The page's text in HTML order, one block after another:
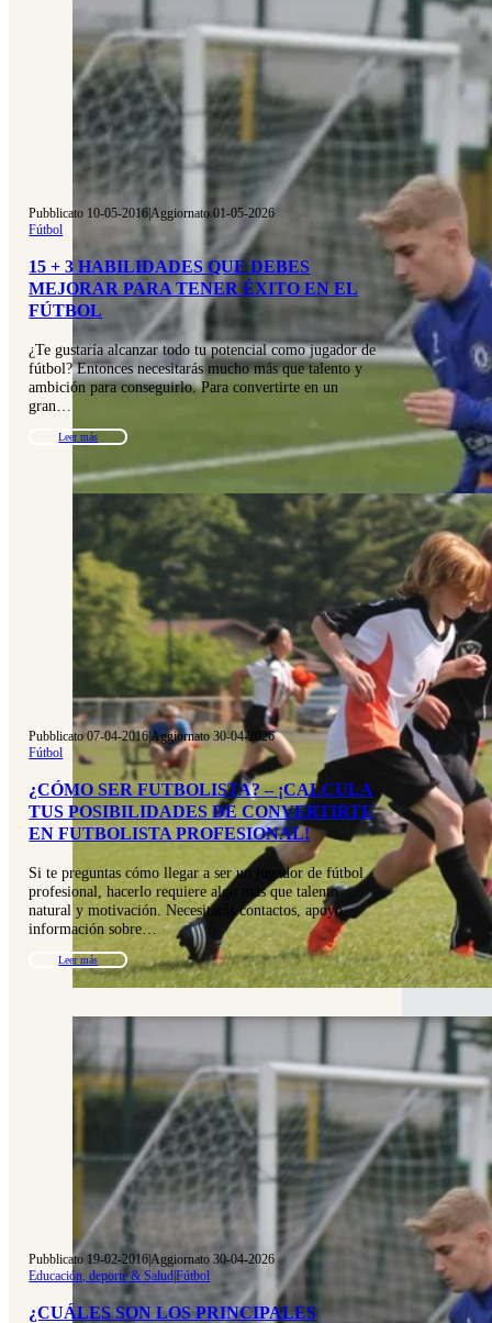
Pubblicato 10-05-2016|Aggiornato 01-05-2026
Fútbol
15 + 3 HABILIDADES QUE DEBES
MEJORAR PARA TENER ÉXITO EN EL
FÚTBOL
¿Te gustaría alcanzar todo tu potencial como jugador de
fútbol? Entonces necesitarás mucho más que talento y
ambición para conseguirlo. Para convertirte en un
gran…
Leer más
Pubblicato 07-04-2016|Aggiornato 30-04-2026
Fútbol
¿CÓMO SER FUTBOLISTA? – ¡CALCULA
TUS POSIBILIDADES DE CONVERTIRTE
EN FUTBOLISTA PROFESIONAL!
Si te preguntas cómo llegar a ser un jugador de fútbol
profesional, hacerlo requiere algo más que talento
natural y motivación. Necesitarás contactos, apoyo,
información sobre…
Leer más
Pubblicato 19-02-2016|Aggiornato 30-04-2026
Educación, deporte & Salud|Fútbol
¿CUÁLES SON LOS PRINCIPALES